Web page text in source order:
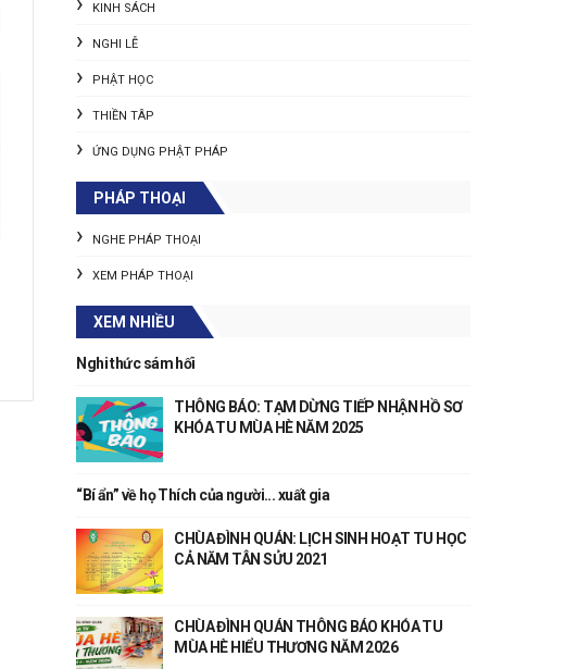
KINH SÁCH
NGHI LỄ
PHẬT HỌC
THIỀN TÂP
ỨNG DỤNG PHẬT PHÁP
PHÁP THOẠI
NGHE PHÁP THOẠI
XEM PHÁP THOẠI
XEM NHIỀU
Nghi thức sám hối
THÔNG BÁO: TẠM DỪNG TIẾP NHẬN HỒ SƠ
KHÓA TU MÙA HÈ NĂM 2025
“Bí ẩn” về họ Thích của người... xuất gia
CHÙA ĐÌNH QUÁN: LỊCH SINH HOẠT TU HỌC
CẢ NĂM TÂN SỬU 2021
CHÙA ĐÌNH QUÁN THÔNG BÁO KHÓA TU
MÙA HÈ HIỂU THƯƠNG NĂM 2026